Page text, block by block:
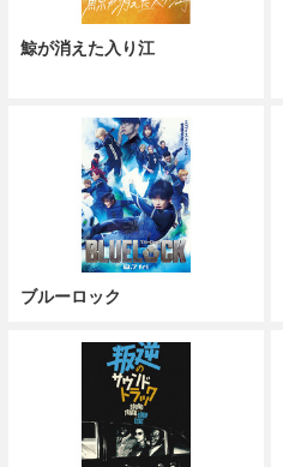
鯨が消えた入り江
ブルーロック